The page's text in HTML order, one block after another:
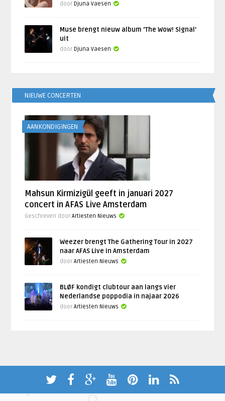
door Djuna Vaesen
Muse brengt nieuw album ‘The Wow! Signal’
uit
door Djuna Vaesen
NIEUWE CONCERTEN
AANKONDIGINGEN
Mahsun Kirmizigül geeft in januari 2027
concert in AFAS Live Amsterdam
Geschreven doorArtiesten Nieuws
Weezer brengt The Gathering Tour in 2027
naar AFAS Live in Amsterdam
doorArtiesten Nieuws
BLØF kondigt clubtour aan langs vier
Nederlandse poppodia in najaar 2026
doorArtiesten Nieuws